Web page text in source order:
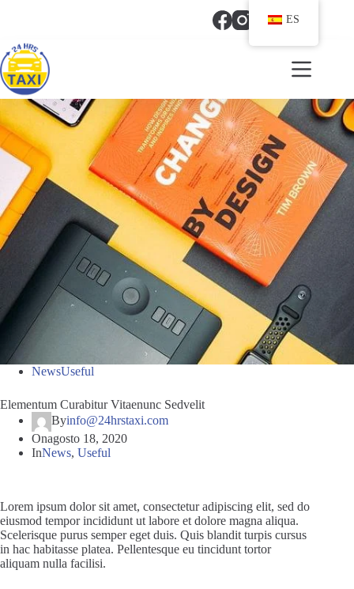
NewsUseful
Elementum Curabitur Vitaenunc Sedvelit
Byinfo@24hrstaxi.com
Onagosto 18, 2020
InNews, Useful
Lorem ipsum dolor sit amet, consectetur adipiscing elit, sed do
eiusmod tempor incididunt ut labore et dolore magna aliqua.
Scelerisque purus semper eget duis. Quis blandit turpis cursus
in hac habitasse platea. Pellentesque eu tincidunt tortor
aliquam nulla facilisi.
ES